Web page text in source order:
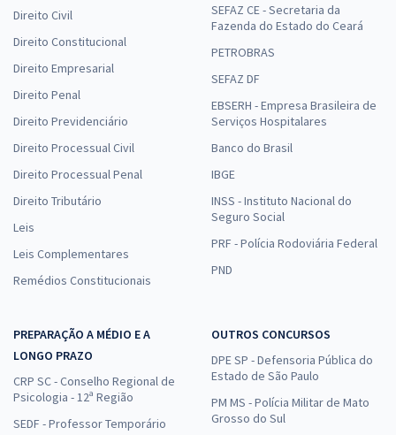
Direito Civil
Direito Constitucional
Direito Empresarial
Direito Penal
Direito Previdenciário
Direito Processual Civil
Direito Processual Penal
Direito Tributário
Leis
Leis Complementares
Remédios Constitucionais
SEFAZ CE - Secretaria da
Fazenda do Estado do Ceará
PETROBRAS
SEFAZ DF
EBSERH - Empresa Brasileira de
Serviços Hospitalares
Banco do Brasil
IBGE
INSS - Instituto Nacional do
Seguro Social
PRF - Polícia Rodoviária Federal
PND
PREPARAÇÃO A MÉDIO E A
LONGO PRAZO
CRP SC - Conselho Regional de
Psicologia - 12ª Região
SEDF - Professor Temporário
OUTROS CONCURSOS
DPE SP - Defensoria Pública do
Estado de São Paulo
PM MS - Polícia Militar de Mato
Grosso do Sul